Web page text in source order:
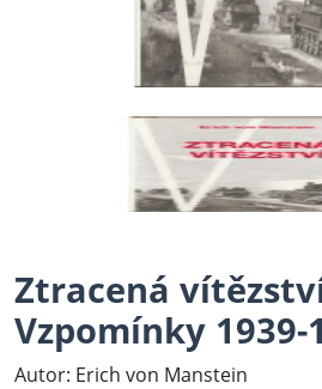
Ztracená
Vzpomínky 1939-
Autor: Erich von Manstein